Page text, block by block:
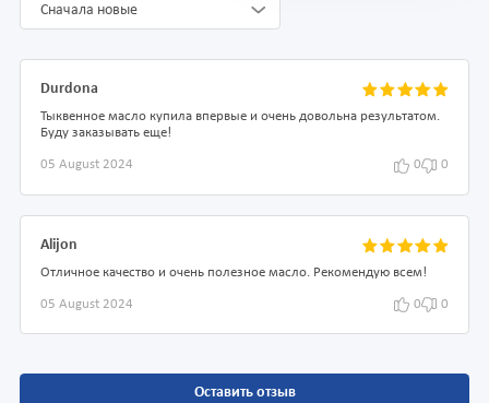
Сначала новые
Durdona
Тыквенное масло купила впервые и очень довольна результатом.
Буду заказывать еще!
05 August 2024 0 0
Alijon
Отличное качество и очень полезное масло. Рекомендую всем!
05 August 2024 0 0
Оставить отзыв